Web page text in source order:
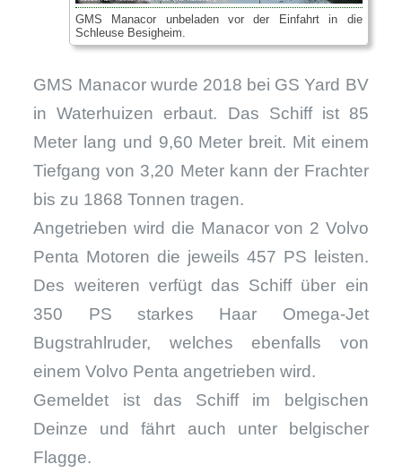
GMS Manacor unbeladen vor der Einfahrt in die
Schleuse Besigheim.
GMS Manacor wurde 2018 bei GS Yard BV
in Waterhuizen erbaut. Das Schiff ist 85
Meter lang und 9,60 Meter breit. Mit einem
Tiefgang von 3,20 Meter kann der Frachter
bis zu 1868 Tonnen tragen.
Angetrieben wird die Manacor von 2 Volvo
Penta Motoren die jeweils 457 PS leisten.
Des weiteren verfügt das Schiff über ein
350 PS starkes Haar Omega-Jet
Bugstrahlruder, welches ebenfalls von
einem Volvo Penta angetrieben wird.
Gemeldet ist das Schiff im belgischen
Deinze und fährt auch unter belgischer
Flagge.